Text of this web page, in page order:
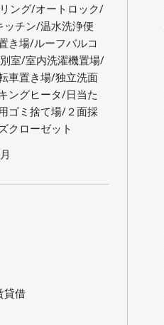
ング/オートロック/
ッチン/温水洗浄便
き場/ルーフバルコ
室/室内洗濯機置場/
車置き場/独立洗面
ングヒータ/日当た
ゴミ捨て場/２面採
クローゼット
貸借